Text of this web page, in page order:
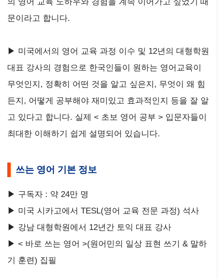
문이라고 합니다.
▶ 미국에서의 영어 교육 과정 이수 및 12년의 대형학원
대표 강사의 경험으로 한국인들이 원하는 영어교육이
무엇인지, 정확히 어떤 것을 알고 싶은지, 무엇이 왜 힘
든지, 어떻게 공부해야 재미있고 효과적인지 등을 잘 알
고 있다고 합니다. 실제 < 초보 영어 공부 > 입문자들이
최대한 이해하기 쉽게 설명되어 있습니다.
쓰는 영어 기본 정보
▶ 구독자 : 약 24만 명
▶ 미국 시카고에서 TESL(영어 교육 전문 과정) 석사
▶ 강남 대형학원에서 12년간 토익 대표 강사
▶ < 바로 쓰는 영어 >(원어민의 일상 표현 쓰기 & 말하
기 훈련) 집필